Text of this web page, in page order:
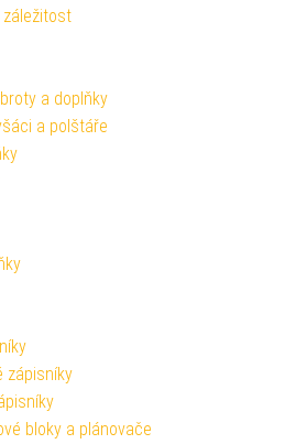
záležitost
a doplňky
a polštáře
zápisníky
bloky a plánovače